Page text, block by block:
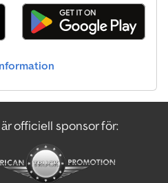
172 mm (utan skopa ca 2 502 mm),
ca 1 976 mm. Priset avser
lagstadgad moms. ∗∗∗
NETTOPRISET (!) ∗∗∗ © pb
officiell sponsor för: